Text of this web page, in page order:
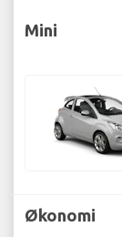
Mini
Økonomi